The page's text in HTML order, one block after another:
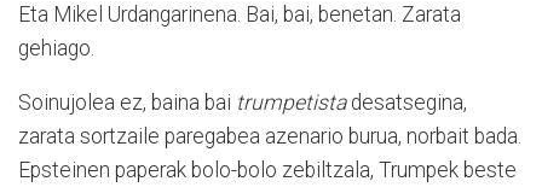
Eta Mikel Urdangarinena. Bai, bai, benetan. Zarata
gehiago.
Soinujolea ez, baina bai trumpetistadesatsegina,
zarata sortzaile paregabea azenario burua, norbait bada.
Epsteinen paperak bolo-bolo zebiltzala, Trumpek beste